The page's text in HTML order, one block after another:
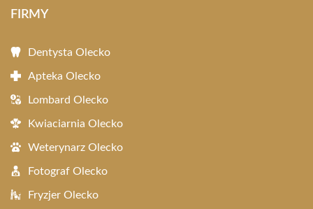
FIRMY
Dentysta Olecko
Apteka Olecko
Lombard Olecko
Kwiaciarnia Olecko
Weterynarz Olecko
Fotograf Olecko
Fryzjer Olecko